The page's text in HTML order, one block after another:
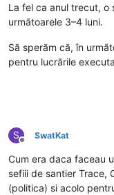
La fel ca anul trecut, o
următoarele 3–4 luni.
Să sperăm că, în
pentru lucrările
S
Deconectat
SwatKat
Cum era daca faceau
sefiii de santier Trace,
(politica) si acolo